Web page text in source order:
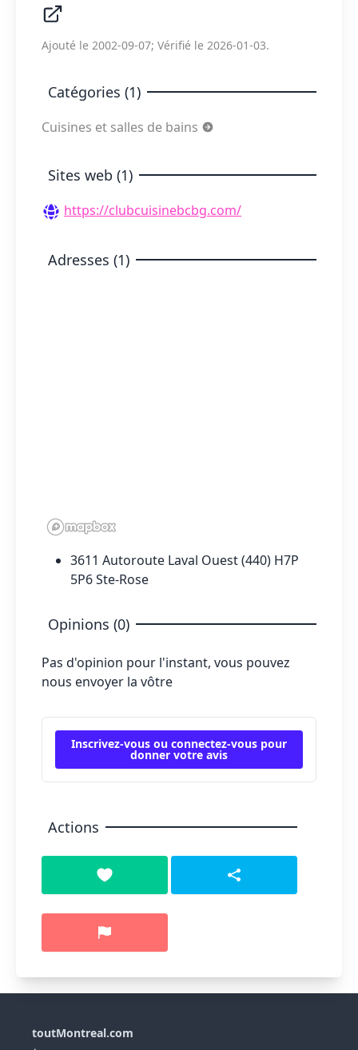
Ajouté le 2002-09-07; Vérifié le 2026-01-03.
Catégories (1)
Cuisines et salles de bains
Sites web (1)
https://clubcuisinebcbg.com/
Adresses (1)
3611 Autoroute Laval Ouest (440) H7P
5P6 Ste-Rose
Opinions (0)
Pas d'opinion pour l'instant, vous pouvez
nous envoyer la vôtre
Inscrivez-vous ou connectez-vous pour
donner votre avis
Actions
toutMontreal.com